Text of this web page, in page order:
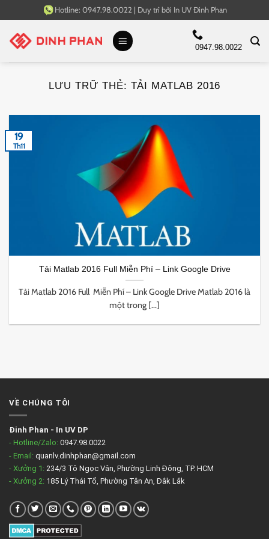
qua
nội
Hotline: 0947.98.0022 | Duy trì bởi In UV Đinh Phan
0947.98.0022
LƯU TRỮ THẺ: TẢI MATLAB 2016
Tải Matlab 2016 Full Miễn Phí – Link Google Drive
Tải Matlab 2016 Full Miễn Phí – Link Google Drive Matlab 2016 là
một trong [...]
19
Th11
VỀ CHÚNG TÔI
Đinh Phan - In UV DP
- Hotline/Zalo: 0947.98.0022
- Email: quanlv.dinhphan@gmail.com
- Xưởng 1: 234/3 Tô Ngọc Vân, Phường Linh Đông, TP. HCM
- Xưởng 2: 185 Lý Thái Tổ, Phường Tân An, Đắk Lắk